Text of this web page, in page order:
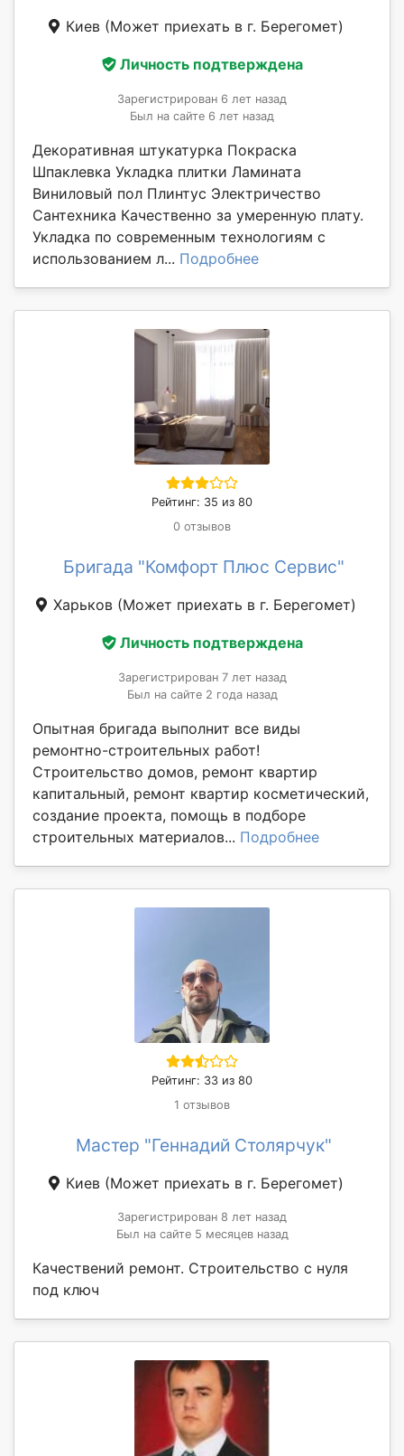
Киев (Может приехать в г. Берегомет)
Личность подтверждена
Зарегистрирован 6 лет назад
Был на сайте 6 лет назад
Декоративная штукатурка Покраска
Шпаклевка Укладка плитки Ламината
Виниловый пол Плинтус Электричество
Сантехника Качественно за умеренную плату.
Укладка по современным технологиям с
использованием л... Подробнее
Рейтинг: 35 из 80
0 отзывов
Бригада "Комфорт Плюс Сервис"
Харьков (Может приехать в г. Берегомет)
Личность подтверждена
Зарегистрирован 7 лет назад
Был на сайте 2 года назад
Опытная бригада выполнит все виды
ремонтно-строительных работ!
Строительство домов, ремонт квартир
капитальный, ремонт квартир косметический,
создание проекта, помощь в подборе
строительных материалов... Подробнее
Рейтинг: 33 из 80
1 отзывов
Мастер "Геннадий Столярчук"
Киев (Может приехать в г. Берегомет)
Зарегистрирован 8 лет назад
Был на сайте 5 месяцев назад
Качествений ремонт. Строительство с нуля
под ключ